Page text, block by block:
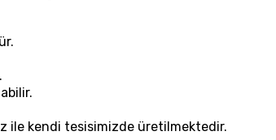
ile kendi tesisimizde üretilmektedir.